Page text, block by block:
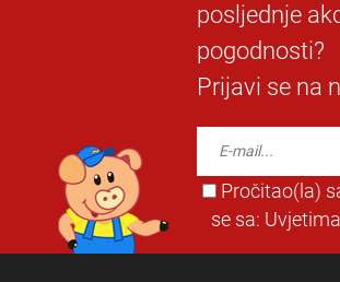
posljednje
pogodnosti?
Prijavi se na
Pročitao(la)
se sa: